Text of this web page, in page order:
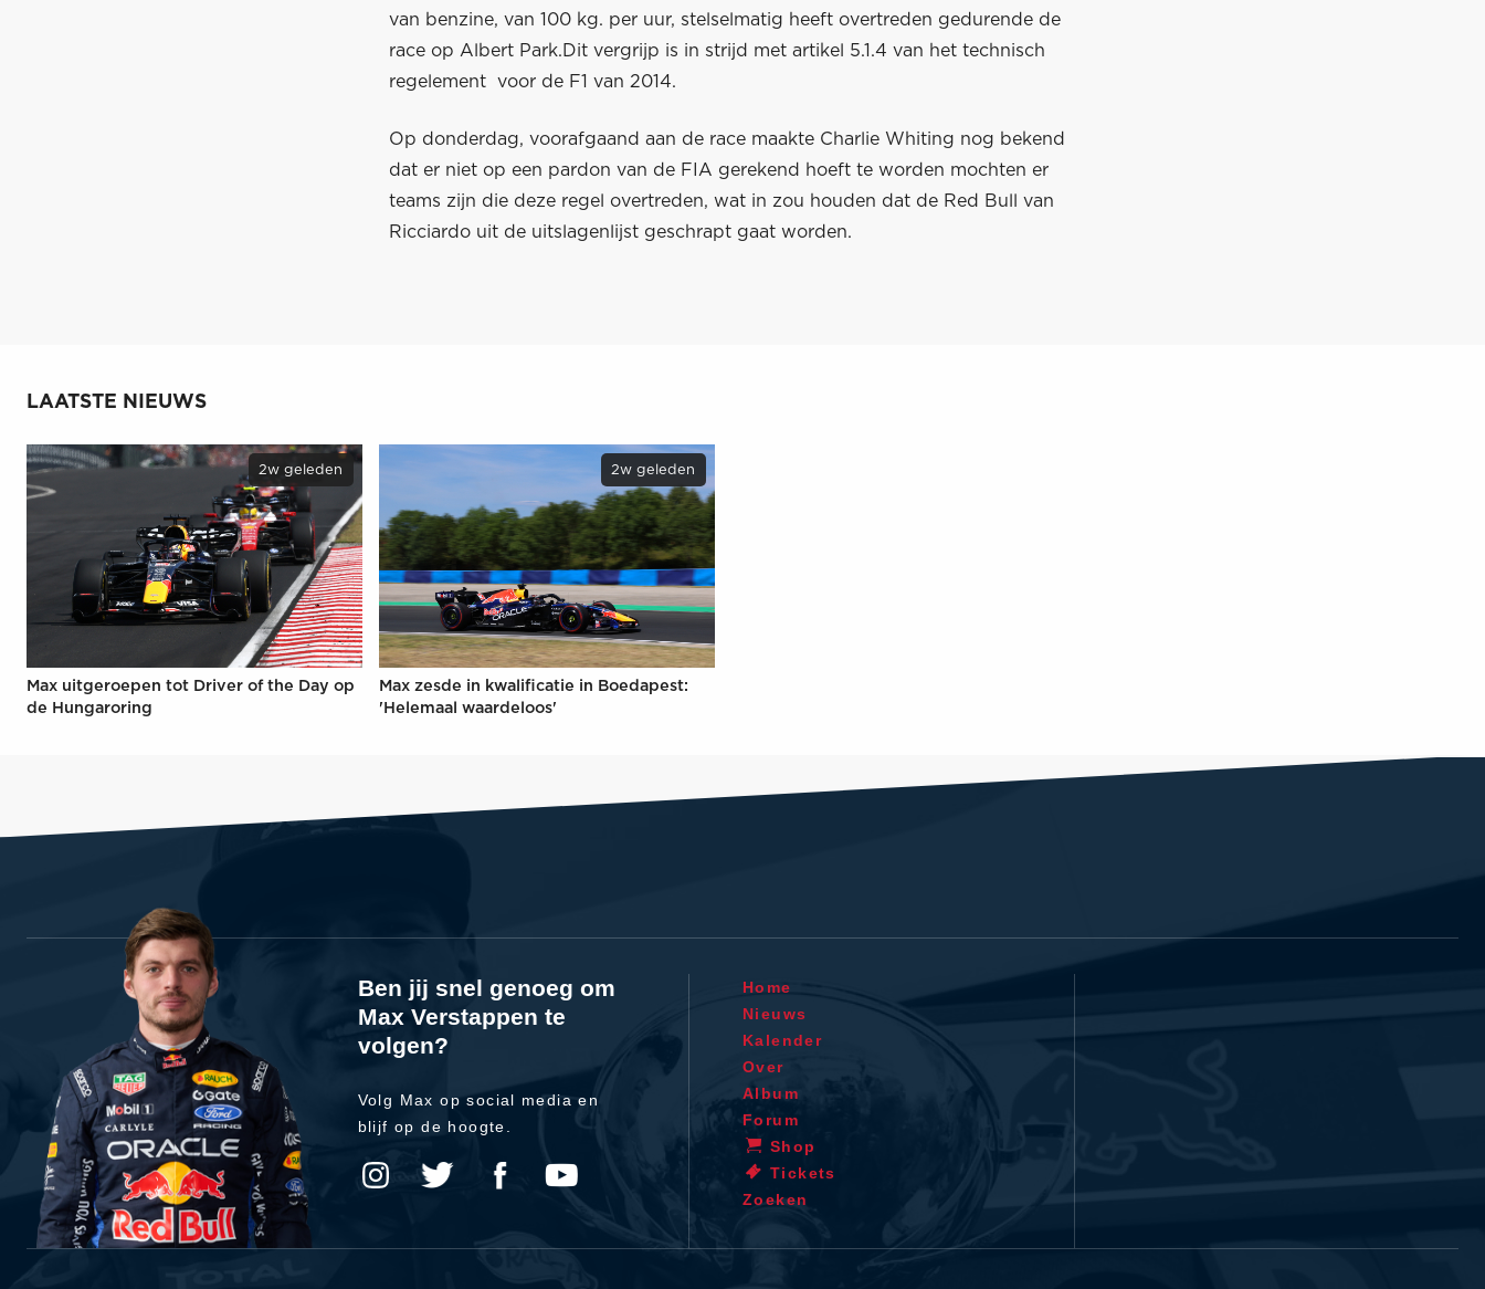
van benzine, van 100 kg. per uur, stelselmatig heeft overtreden gedurende de
race op Albert Park.Dit vergrijp is in strijd met artikel 5.1.4 van het technisch
regelement voor de F1 van 2014.
Op donderdag, voorafgaand aan de race maakte Charlie Whiting nog bekend
dat er niet op een pardon van de FIA gerekend hoeft te worden mochten er
teams zijn die deze regel overtreden, wat in zou houden dat de Red Bull van
Ricciardo uit de uitslagenlijst geschrapt gaat worden.
LAATSTE NIEUWS
2w geleden
Max uitgeroepen tot Driver of the Day op
de Hungaroring
2w geleden
Max zesde in kwalificatie in Boedapest:
'Helemaal waardeloos'
Ben jij snel genoeg om
Max Verstappen te
volgen?
Volg Max op social media en
blijf op de hoogte.
Home
Nieuws
Kalender
Over
Album
Forum
Shop
Tickets
Zoeken